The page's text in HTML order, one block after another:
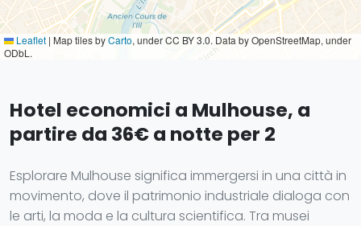
Leaflet | Map tiles byCarto, under CC BY 3.0. Data by OpenStreetMap, under
ODbL.
Hotel economici a Mulhouse, a
partire da 36€ a notte per 2
Esplorare Mulhouse significa immergersi in una città in
movimento, dove il patrimonio industriale dialoga con
le arti, la moda e la cultura scientifica. Tra musei